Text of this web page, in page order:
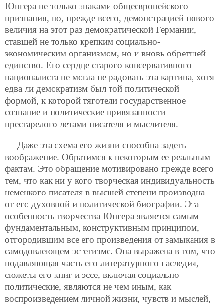
Юнгера не только знаками общеевропейского
признания, но, прежде всего, демонстрацией нового
величия на этот раз демократической Германии,
ставшей не только крепким социально-
экономическим организмом, но и вновь обретшей
единство. Его сердце старого консервативного
националиста не могла не радовать эта картина, хотя
едва ли демократизм был той политической
формой, к которой тяготели государственное
сознание и политические привязанности
престарелого летами писателя и мыслителя.
Даже эта схема его жизни способна задеть
воображение. Обратимся к некоторым ее реальным
фактам. Это обращение мотивировано прежде всего
тем, что как ни у кого творческая индивидуальность
немецкого писателя в высшей степени производна
от его духовной и политической биографии. Эта
особенность творчества Юнгера является самым
фундаментальным, конструктивным принципом,
отгородившим все его произведения от замыкания в
самодовлеющем эстетизме. Она выражена в том, что
подавляющая часть его литературного наследия,
сюжеты его книг и эссе, включая социально-
политические, являются не чем иным, как
воспроизведением личной жизни, чувств и мыслей,